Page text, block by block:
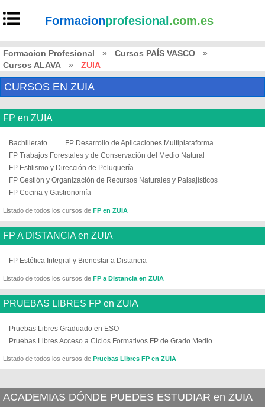
Formacionprofesional .com.es
Formacion Profesional » Cursos PAÍS VASCO
»
Cursos ALAVA
» ZUIA
CURSOS EN ZUIA
FP en ZUIA
Bachillerato
FP Desarrollo de Aplicaciones Multiplataforma
FP Trabajos Forestales y de Conservación del Medio Natural
FP Estilismo y Dirección de Peluquería
FP Gestión y Organización de Recursos Naturales y Paisajísticos
FP Cocina y Gastronomía
Listado de todos los cursos de FP en ZUIA
FP A DISTANCIA en ZUIA
FP Estética Integral y Bienestar a Distancia
Listado de todos los cursos de FP a Distancia en ZUIA
PRUEBAS LIBRES FP en ZUIA
Pruebas Libres Graduado en ESO
Pruebas Libres Acceso a Ciclos Formativos FP de Grado Medio
Listado de todos los cursos de Pruebas Libres FP en ZUIA
ACADEMIAS DÓNDE PUEDES ESTUDIAR en ZUIA